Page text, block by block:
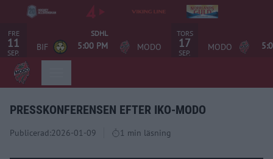
FRE
11
SEP.
SDHL
BIF 5:00 PM MODO
TORS
17
SEP.
MODO
PRESSKONFERENSEN EFTER IKO-MODO
Publicerad:2026-01-09 1 min läsning